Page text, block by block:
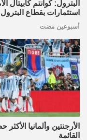
البترول: كوانتم
استثمارات بقطاع البترول
أسبوعين مضت
الأرجنتين وألمانيا
القائمة